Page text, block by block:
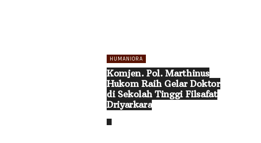
HUMANIORA
Komjen. Pol. Marthinus
Hukom Raih Gelar Doktor
di Sekolah Tinggi Filsafat
Driyarkara